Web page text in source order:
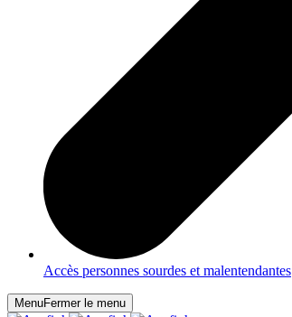
Accès personnes sourdes et malentendantes
MenuFermer le menu